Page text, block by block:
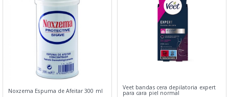
Noxzema Espuma de Afeitar 300 ml Veet bandas cera depilatoria expert
para cara piel normal